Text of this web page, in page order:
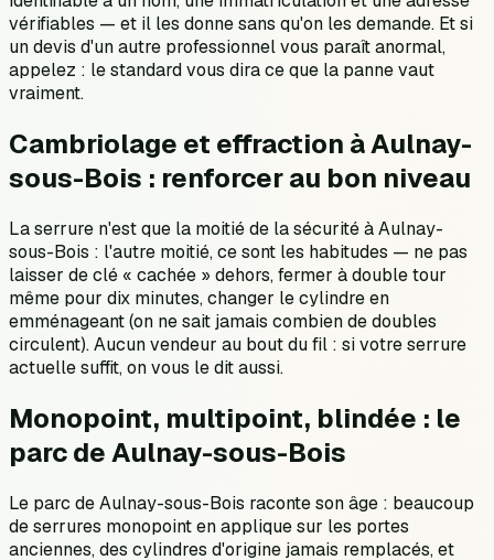
vérifiables — et il les donne sans qu'on les demande. Et si
un devis d'un autre professionnel vous paraît anormal,
appelez : le standard vous dira ce que la panne vaut
vraiment.
Cambriolage et effraction à Aulnay-
sous-Bois : renforcer au bon niveau
La serrure n'est que la moitié de la sécurité à Aulnay-
sous-Bois : l'autre moitié, ce sont les habitudes — ne pas
laisser de clé « cachée » dehors, fermer à double tour
même pour dix minutes, changer le cylindre en
emménageant (on ne sait jamais combien de doubles
circulent). Aucun vendeur au bout du fil : si votre serrure
actuelle suffit, on vous le dit aussi.
Monopoint, multipoint, blindée : le
parc de Aulnay-sous-Bois
Le parc de Aulnay-sous-Bois raconte son âge : beaucoup
de serrures monopoint en applique sur les portes
anciennes, des cylindres d'origine jamais remplacés, et